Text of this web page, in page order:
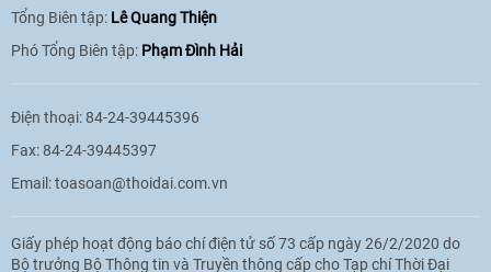
Tổng Biên tập: Lê Quang Thiện
Phó Tổng Biên tập: Phạm Đình Hải
Điện thoại: 84-24-39445396
Fax: 84-24-39445397
Email:toasoan@thoidai.com.vn
Giấy phép hoạt động báo chí điện tử số 73 cấp ngày 26/2/2020 do
Bộ trưởng Bộ Thông tin và Truyền thông cấp cho Tạp chí Thời Đại